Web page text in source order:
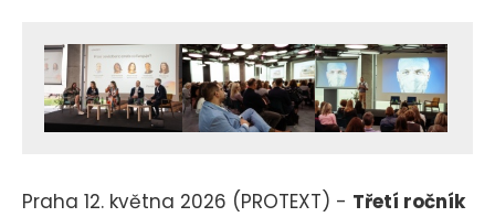
Praha 12. května 2026 (PROTEXT) - Třetí ročník